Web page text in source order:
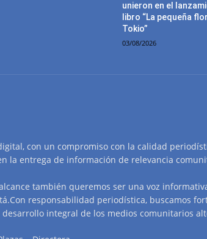
unieron en el
libro “La pequeña
Tokio”
03/08/2026
con un compromiso con la calidad
la entrega de información de relevancia
también queremos ser una voz
responsabilidad periodística, buscamos
integral de los medios comunitarios